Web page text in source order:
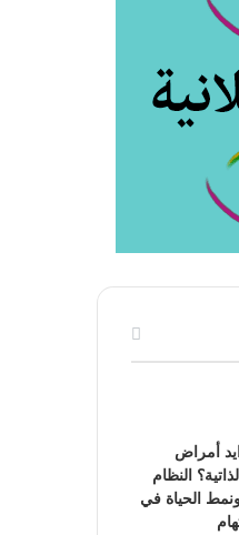
أمراض
النظام
الحياة في